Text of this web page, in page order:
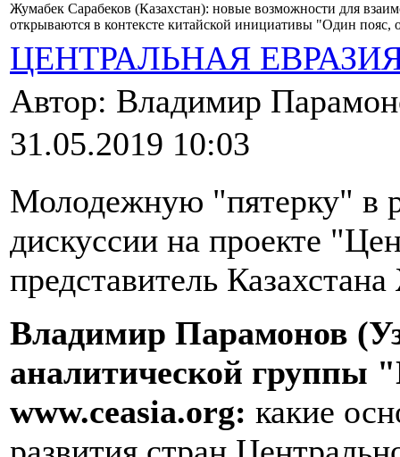
Жумабек Сарабеков (Казахстан): новые возможности для
открываются в контексте китайской инициативы "Один пояс,
ЦЕНТРАЛЬНАЯ
Автор: Владимир
31.05.2019 10:03
Молодежную "пятерку" в
дискуссии на проекте
представитель
Владимир Парамонов
аналитической группы
www.ceasia.org: какие